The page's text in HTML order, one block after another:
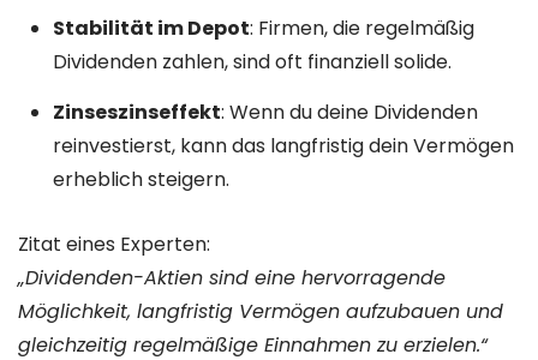
Stabilität im Depot: Firmen, die regelmäßig
Dividenden zahlen, sind oft finanziell solide.
Zinseszinseffekt: Wenn du deine Dividenden
reinvestierst, kann das langfristig dein Vermögen
erheblich steigern.
Zitat eines Experten:
„Dividenden-Aktien sind eine hervorragende
Möglichkeit, langfristig Vermögen aufzubauen und
gleichzeitig regelmäßige Einnahmen zu erzielen.“